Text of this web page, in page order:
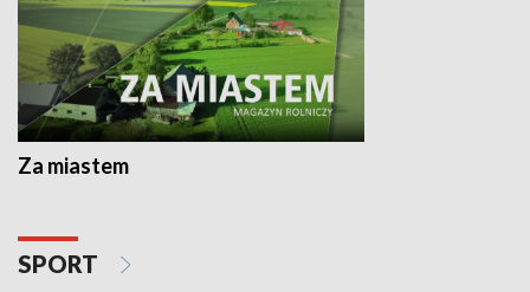
Za miastem
SPORT